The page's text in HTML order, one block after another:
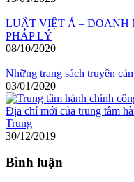
LUẬT VIỆT Á – DOANH
PHÁP LÝ
08/10/2020
Những trang sách truyền
03/01/2020
Địa chỉ mới của trung tâm
Trung
30/12/2019
Bình luận